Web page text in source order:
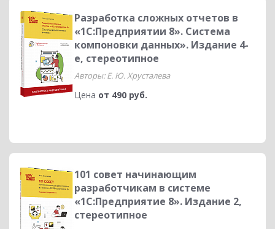
Разработка сложных отчетов в
«1С:Предприятии 8». Система
компоновки данных». Издание 4-
е, стереотипное
Авторы: Е. Ю. Хрусталева
Цена от 490 руб.
101 совет начинающим
разработчикам в системе
«1С:Предприятие 8». Издание 2,
стереотипное